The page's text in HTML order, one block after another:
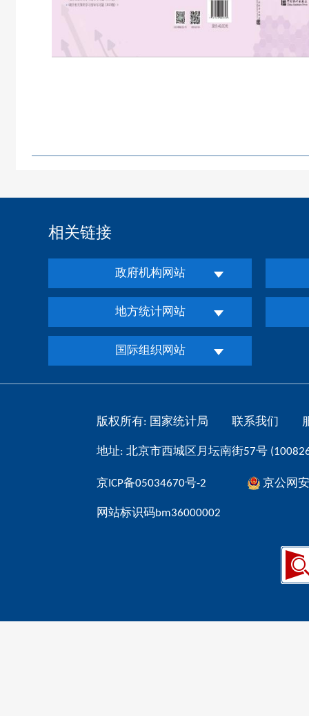
相关链接
政府机构网站
地方统计网站
国际组织网站
版权所有: 国家统计局 联系我们
地址: 北京市西城区月坛南街57号
京ICP备05034670号-2 京公网
网站标识码bm36000002